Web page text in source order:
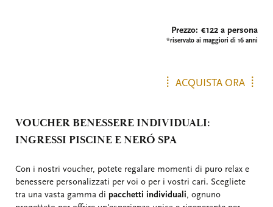
Prezzo: €122 a persona
*riservato ai maggiori di 16 anni
ACQUISTA ORA
VOUCHER BENESSERE INDIVIDUALI:
INGRESSI PISCINE E NERÓ SPA
Con i nostri voucher, potete regalare momenti di puro relax e
benessere personalizzati per voi o per i vostri cari. Scegliete
tra una vasta gamma di pacchetti individuali, ognuno